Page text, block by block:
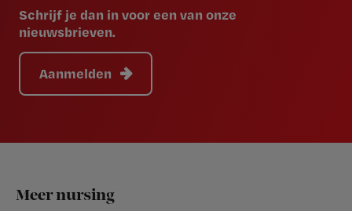
Schrijf je dan in voor een van onze
nieuwsbrieven.
Aanmelden
Footer
Meer nursing